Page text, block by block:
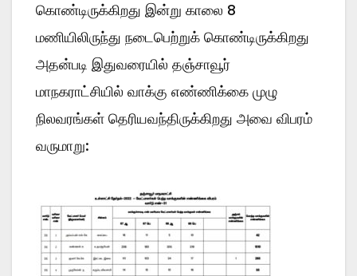
கொண்டிருக்கிறது இன்று காலை 8
மணியிலிருந்து நடைபெற்றுக் கொண்டிருக்கிறது
அதன்படி இதுவரையில் தஞ்சாவூர்
மாநகராட்சியில் வாக்கு எண்ணிக்கை முழு
நிலவரங்கள் தெரியவந்திருக்கிறது அவை விபரம்
வருமாறு: